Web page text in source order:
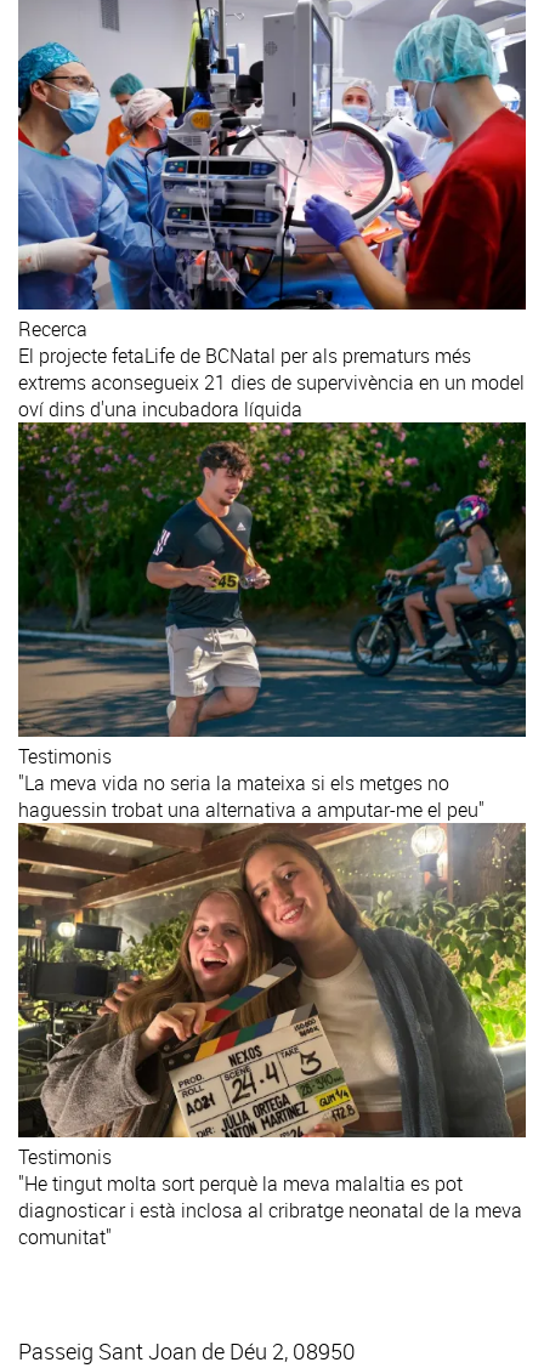
Recerca
El projecte fetaLife de BCNatal per als prematurs més
extrems aconsegueix 21 dies de supervivència en un model
oví dins d'una incubadora líquida
Testimonis
"La meva vida no seria la mateixa si els metges no
haguessin trobat una alternativa a amputar-me el peu"
Testimonis
"He tingut molta sort perquè la meva malaltia es pot
diagnosticar i està inclosa al cribratge neonatal de la meva
comunitat"
Passeig Sant Joan de Déu 2, 08950